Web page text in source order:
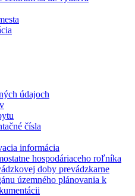
údajoch
čísla
informácia
hospodáriaceho roľníka
doby prevádzkarne
územného plánovania k